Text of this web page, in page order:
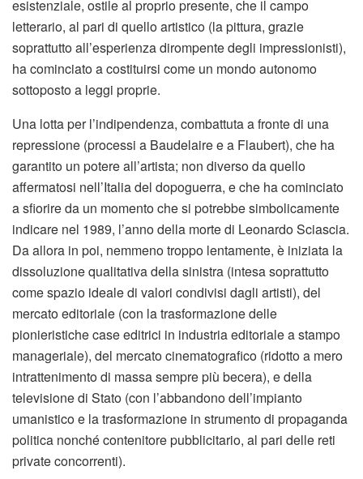
esistenziale, ostile al proprio presente, che il campo
letterario, al pari di quello artistico (la pittura, grazie
soprattutto all’esperienza dirompente degli impressionisti),
ha cominciato a costituirsi come un mondo autonomo
sottoposto a leggi proprie.
Una lotta per l’indipendenza, combattuta a fronte di una
repressione (processi a Baudelaire e a Flaubert), che ha
garantito un potere all’artista; non diverso da quello
affermatosi nell’Italia del dopoguerra, e che ha cominciato
a sfiorire da un momento che si potrebbe simbolicamente
indicare nel 1989, l’anno della morte di Leonardo Sciascia.
Da allora in poi, nemmeno troppo lentamente, è iniziata la
dissoluzione qualitativa della sinistra (intesa soprattutto
come spazio ideale di valori condivisi dagli artisti), del
mercato editoriale (con la trasformazione delle
pionieristiche case editrici in industria editoriale a stampo
manageriale), del mercato cinematografico (ridotto a mero
intrattenimento di massa sempre più becera), e della
televisione di Stato (con l’abbandono dell’impianto
umanistico e la trasformazione in strumento di propaganda
politica nonché contenitore pubblicitario, al pari delle reti
private concorrenti).